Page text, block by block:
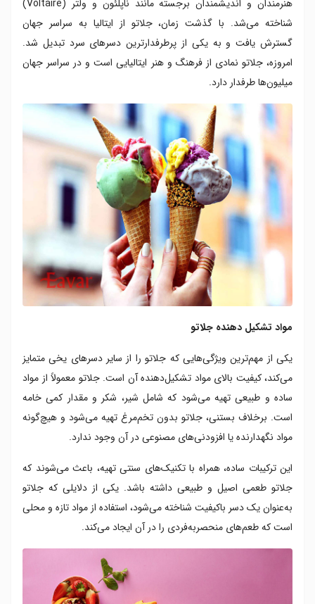
هنرمندان و اندیشمندان برجسته مانند ناپلئون و ولتر (Voltaire)
شناخته می‌شد. با گذشت زمان، جلاتو از ایتالیا به سراسر جهان
گسترش یافت و به یکی از پرطرفدارترین دسرهای سرد تبدیل شد.
امروزه، جلاتو نمادی از فرهنگ و هنر ایتالیایی است و در سراسر جهان
میلیون‌ها طرفدار دارد.
مواد تشکیل دهنده جلاتو
یکی از مهم‌ترین ویژگی‌هایی که جلاتو را از سایر دسرهای یخی متمایز
می‌کند، کیفیت بالای مواد تشکیل‌دهنده آن است. جلاتو معمولاً از مواد
ساده و طبیعی تهیه می‌شود که شامل شیر، شکر و مقدار کمی خامه
است. برخلاف بستنی، جلاتو بدون تخم‌مرغ تهیه می‌شود و هیچ‌گونه
مواد نگهدارنده یا افزودنی‌های مصنوعی در آن وجود ندارد.
این ترکیبات ساده، همراه با تکنیک‌های سنتی تهیه، باعث می‌شوند که
جلاتو طعمی اصیل و طبیعی داشته باشد. یکی از دلایلی که جلاتو
به‌عنوان یک دسر باکیفیت شناخته می‌شود، استفاده از مواد تازه و محلی
است که طعم‌های منحصربه‌فردی را در آن ایجاد می‌کند.